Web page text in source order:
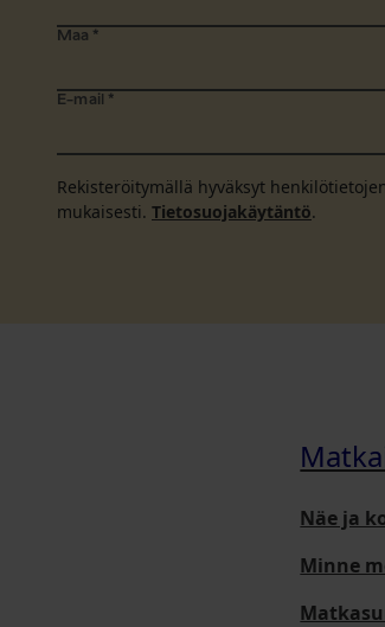
Maa *
E-mail *
Rekisteröitymällä hyväksyt
mukaisesti. Tietosuojakäytäntö.
Näe ja
Minne